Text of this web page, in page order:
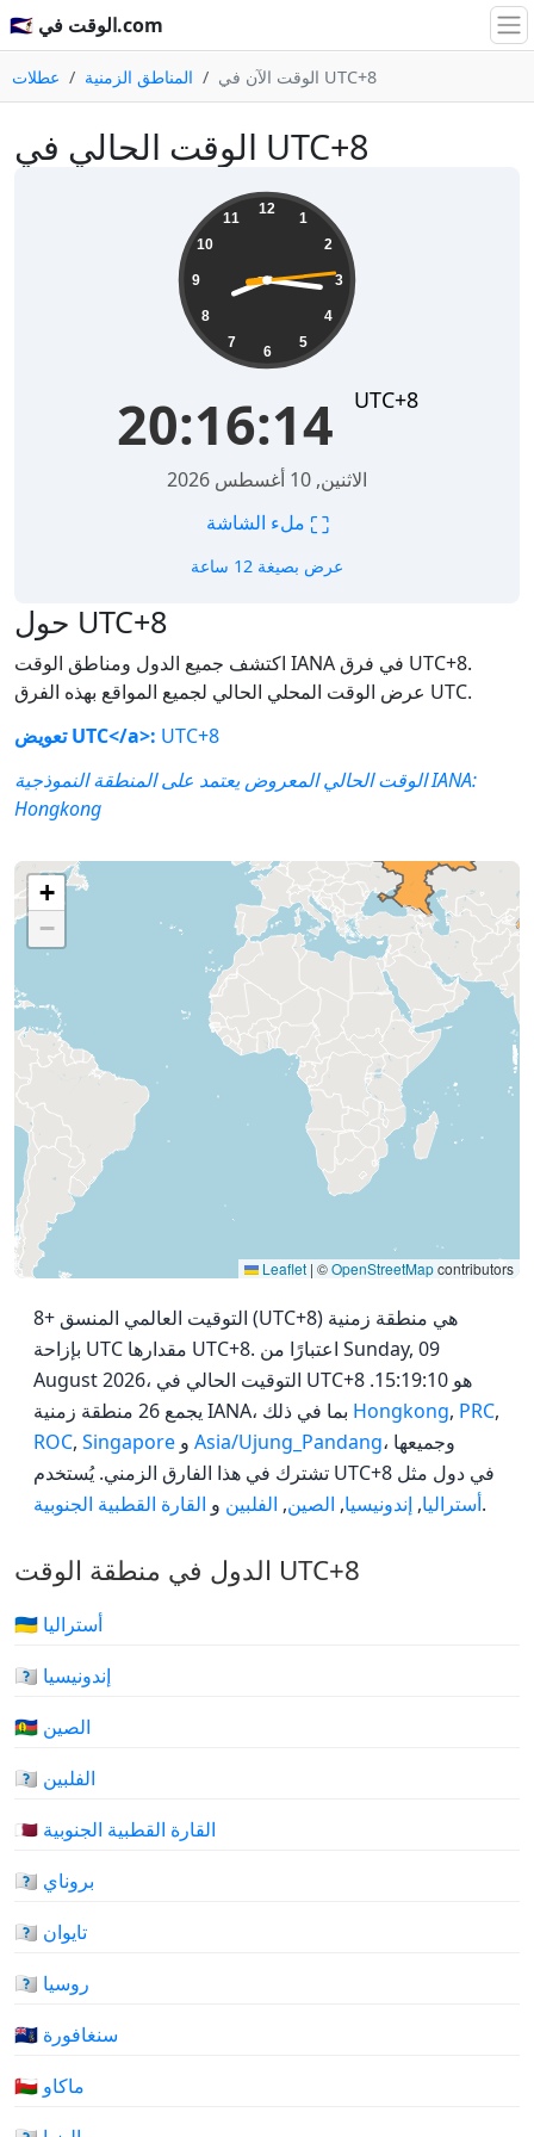
🇸🇦 الوقت في.com
عطلات المناطق الزمنية الوقت الآن في UTC+8
الوقت الحالي في UTC+8
12
1
2
3
4
5
6
7
8
9
10
11
20:16:14 UTC+8
الاثنين, 10 أغسطس 2026
⛶
عرض بصيغة 12 ساعة
حول UTC+8
اكتشف جميع الدول ومناطق الوقت IANA في فرق UTC+8.
عرض الوقت المحلي الحالي لجميع المواقع بهذه الفرق UTC.
تعويض UTC</a>: UTC+8
الوقت الحالي المعروض يعتمد على المنطقة النموذجية IANA:
Hongkong
+
−
Leaflet | ©OpenStreetMapcontributors
التوقيت العالمي المنسق +8 (UTC+8) هي منطقة زمنية
بإزاحة UTC مقدارها UTC+8. اعتبارًا من Sunday, 09
August 2026، التوقيت الحالي في UTC+8 هو 15:19:10.
Hongkong, PRC,
ROC, Singapore Asia/Ujung_Pandang، وجميعها
تشترك في هذا الفارق الزمني. يُستخدم UTC+8 في دول مثل
أستراليا, إندونيسيا, الصين, الفلبين و القارة القطبية الجنوبية .
الدول في منطقة الوقت UTC+8
🇦🇺 أستراليا
🇮🇩 إندونيسيا
🇨🇳 الصين
🇵🇭 الفلبين
🇦🇶 القارة القطبية الجنوبية
🇧🇳 بروناي
🇹🇼 تايوان
🇷🇺 روسيا
🇸🇬 سنغافورة
🇲🇴 ماكاو